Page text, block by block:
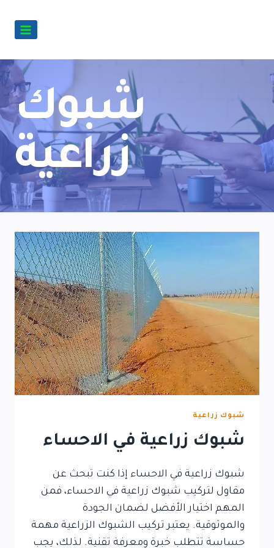
شبوك
زراعية
شبوك زراعية
شبوك زراعية في الاحساء
شبوك زراعية في الاحساء إذا كنت تبحث عن
مقاول لتركيب شبوك زراعية في الاحساء، فمن
المهم اختيار الأفضل لضمان الجودة
والموثوقية. يعتبر تركيب الشبوك الزراعية مهمة
حساسة تتطلب خبرة ومعرفة تقنية. لذلك، يجب